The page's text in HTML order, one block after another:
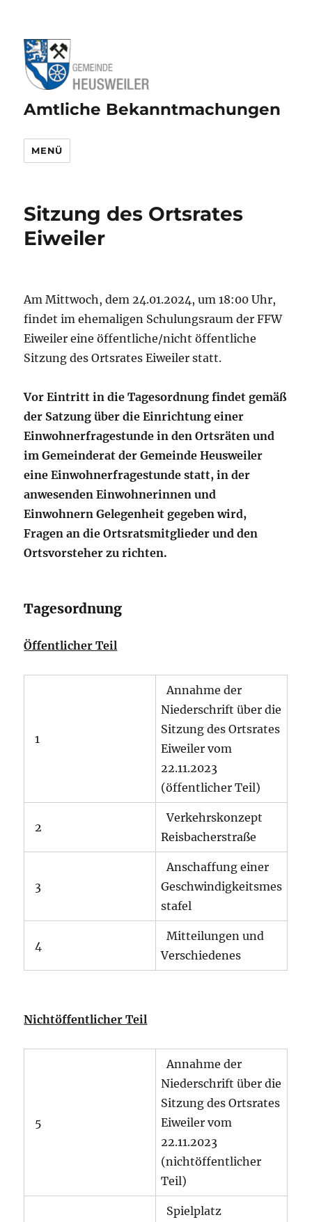
Amtliche Bekanntmachungen
MENÜ
Sitzung des Ortsrates
Eiweiler
Am Mittwoch, dem 24.01.2024, um 18:00 Uhr,
findet im ehemaligen Schulungsraum der FFW
Eiweiler eine öffentliche/nicht öffentliche
Sitzung des Ortsrates Eiweiler statt.
Vor Eintritt in die Tagesordnung findet gemäß
der Satzung über die Einrichtung einer
Einwohnerfragestunde in den Ortsräten und
im Gemeinderat der Gemeinde Heusweiler
eine Einwohnerfragestunde statt, in der
anwesenden Einwohnerinnen und
Einwohnern Gelegenheit gegeben wird,
Fragen an die Ortsratsmitglieder und den
Ortsvorsteher zu richten.
Tagesordnung
Öffentlicher Teil
1
Annahme der
Niederschrift über die
Sitzung des Ortsrates
Eiweiler vom
22.11.2023
(öffentlicher Teil)
2
Verkehrskonzept
Reisbacherstraße
3
Anschaffung einer
Geschwindigkeitsmes
stafel
4
Mitteilungen und
Verschiedenes
Nichtöffentlicher Teil
5
Annahme der
Niederschrift über die
Sitzung des Ortsrates
Eiweiler vom
22.11.2023
(nichtöffentlicher
Teil)
Spielplatz